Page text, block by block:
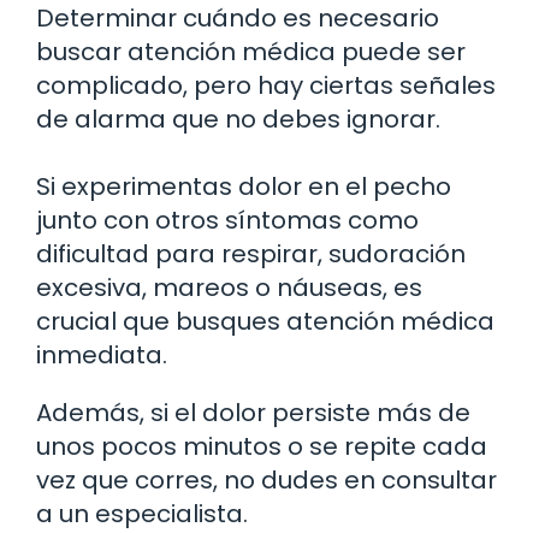
Determinar cuándo es necesario
buscar atención médica puede ser
complicado, pero hay ciertas señales
de alarma que no debes ignorar.
Si experimentas dolor en el pecho
junto con otros síntomas como
dificultad para respirar, sudoración
excesiva, mareos o náuseas, es
crucial que busques atención médica
inmediata.
Además, si el dolor persiste más de
unos pocos minutos o se repite cada
vez que corres, no dudes en consultar
a un especialista.